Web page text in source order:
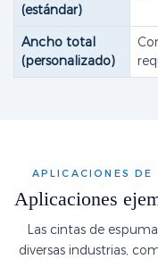
(estándar)
Ancho total
(personalizado)
APLICACIONES
Aplicaciones
Las cintas de
diversas industrias,